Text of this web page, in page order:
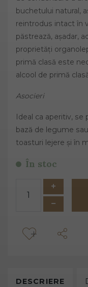
buchetului natural,
reintrodus intact în
păstrează, așadar,
proprietăți
primă clasă este
alcool de primă
Asocieri
Ideal ca aperitiv, se
bază de legume
toasturi lejere și în
În stoc
DESCRIERE